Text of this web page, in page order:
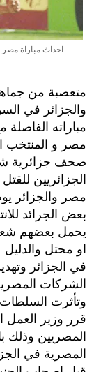
احداث مباراة
متعصبة من
والجزائر في
مباراته
مصر و المنتخب
صحف جزائرية
الجزائريين
بعض الجرائد
يحمل بعضهم
او محتل
في الجزائر
الشركات
وتأثرت السلطات
قرر وزير العمل
المصريين وذلك
المصرية في